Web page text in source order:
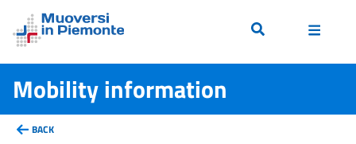
Mobility information
BACK